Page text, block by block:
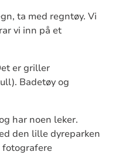
ta med regntøy. Vi
vi inn på et
er griller
Badetøy og
har noen leker.
den lille dyreparken
fotografere